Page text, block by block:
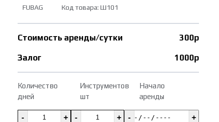
FUBAG Код товара: Ш101
Стоимость аренды/сутки 300р
Залог 1000р
Количество
дней
Инструментов
шт
Начало
аренды
- + - + - +